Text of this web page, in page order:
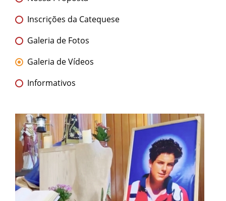
Inscrições da Catequese
Galeria de Fotos
Galeria de Vídeos
Informativos